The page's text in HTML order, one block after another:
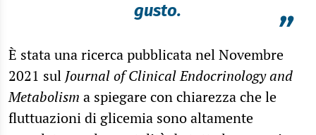
gusto.
”
È stata una ricerca pubblicata nel Novembre
2021 sul Journal of Clinical Endocrinology and
Metabolism a spiegare con chiarezza che le
fluttuazioni di glicemia sono altamente